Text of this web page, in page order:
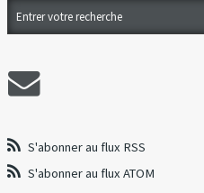
S'abonner au flux RSS
S'abonner au flux ATOM